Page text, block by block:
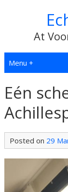
At
Menu +
Eén
Posted on 29